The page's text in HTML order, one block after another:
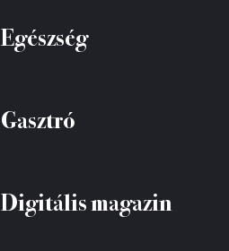
Egészség
Gasztró
Digitális magazin